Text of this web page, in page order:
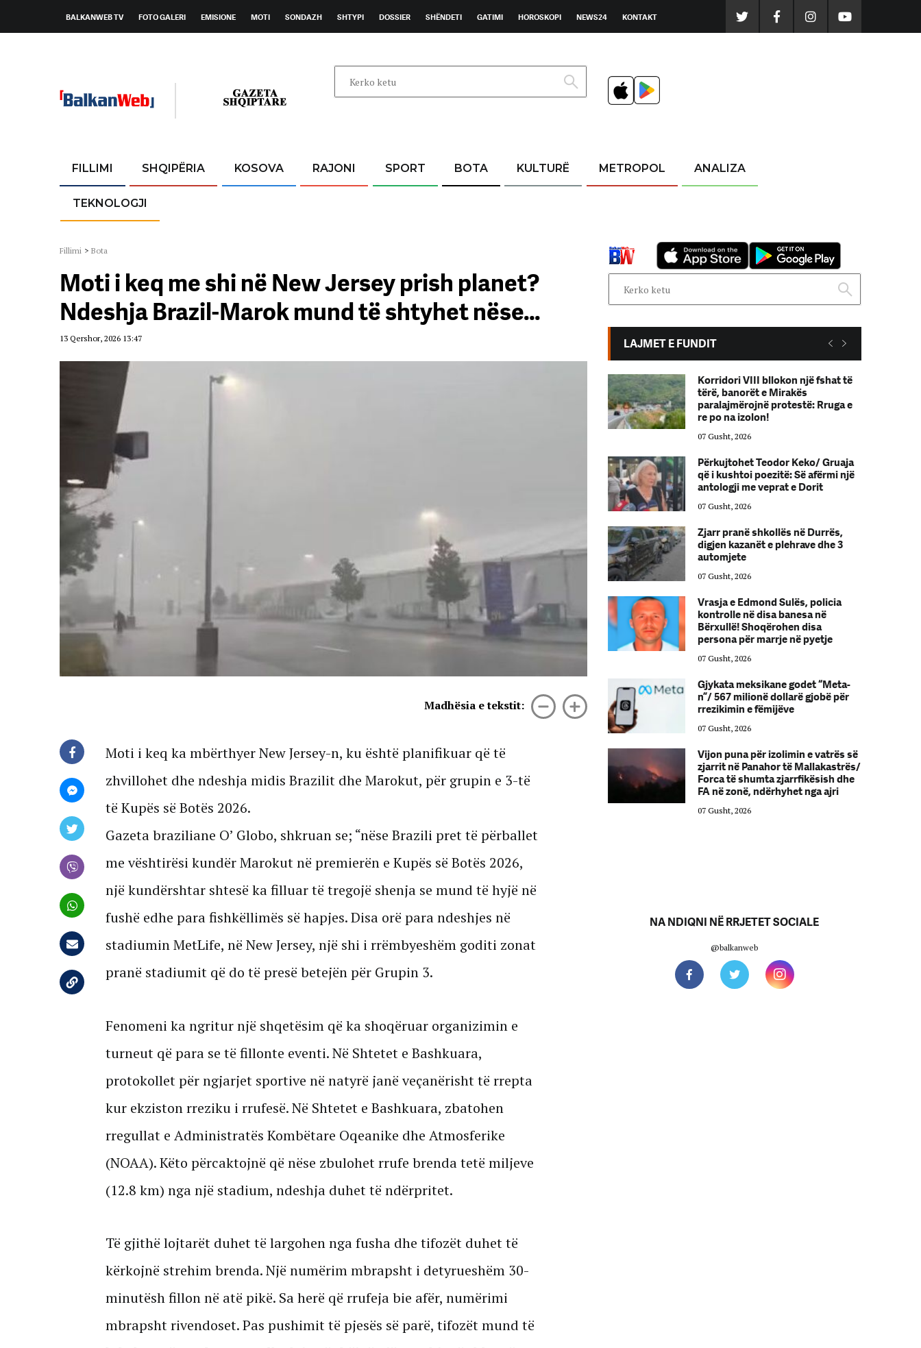
BALKANWEB TV FOTO GALERI EMISIONE MOTI SONDAZH SHTYPI DOSSIER SHËNDETI GATIMI HOROSKOPI NEWS24 KONTAKT
FILLIMI SHQIPËRIA KOSOVA RAJONI SPORT BOTA KULTURË METROPOL ANALIZA
TEKNOLOGJI
Fillimi > Bota
Moti i keq me shi në New Jersey prish planet?
Ndeshja Brazil-Marok mund të shtyhet nëse…
13 Qershor, 2026 13:47
Madhësia e tekstit:
Moti i keq ka mbërthyer New Jersey-n, ku është planifikuar që të
zhvillohet dhe ndeshja midis Brazilit dhe Marokut, për grupin e 3-të
të Kupës së Botës 2026.
Gazeta braziliane O’ Globo, shkruan se; “nëse Brazili pret të përballet
me vështirësi kundër Marokut në premierën e Kupës së Botës 2026,
një kundërshtar shtesë ka filluar të tregojë shenja se mund të hyjë në
fushë edhe para fishkëllimës së hapjes. Disa orë para ndeshjes në
stadiumin MetLife, në New Jersey, një shi i rrëmbyeshëm goditi zonat
pranë stadiumit që do të presë betejën për Grupin 3.
Fenomeni ka ngritur një shqetësim që ka shoqëruar organizimin e
turneut që para se të fillonte eventi. Në Shtetet e Bashkuara,
protokollet për ngjarjet sportive në natyrë janë veçanërisht të rrepta
kur ekziston rreziku i rrufesë. Në Shtetet e Bashkuara, zbatohen
rregullat e Administratës Kombëtare Oqeanike dhe Atmosferike
(NOAA). Këto përcaktojnë që nëse zbulohet rrufe brenda tetë miljeve
(12.8 km) nga një stadium, ndeshja duhet të ndërpritet.
Të gjithë lojtarët duhet të largohen nga fusha dhe tifozët duhet të
kërkojnë strehim brenda. Një numërim mbrapsht i detyrueshëm 30-
minutësh fillon në atë pikë. Sa herë që rrufeja bie afër, numërimi
mbrapsht rivendoset. Pas pushimit të pjesës së parë, tifozët mund të
LAJMET E FUNDIT
digjen kazanët e plehrave dhe 3
automjete
07 Gusht, 2026
Vrasja e Edmond Sulës, policia
kontrolle në disa banesa në
Bërxullë! Shoqërohen disa
persona për marrje në pyetje
n”/ 567 milionë dollarë gjobë për
rrezikimin e fëmijëve
Vijon puna për izolimin e vatrës së
Forca të shumta zjarrfikësish dhe
FA në zonë, ndërhyhet nga ajri
Korridori VIII bllokon një fshat të
tërë, banorët e Mirakës
paralajmërojnë protestë: Rruga e
re po na izolon!
07 Gusht, 2026
Përkujtohet Teodor Keko/ Gruaja
që i kushtoi poezitë: Së afërmi një
antologji me veprat e Dorit
07 Gusht, 2026
Zjarr pranë shkollës në Durrës,
digjen kazanët e plehrave dhe 3
automjete
07 Gusht, 2026
Vrasja e Edmond Sulës, policia
kontrolle në disa banesa në
Bërxullë! Shoqërohen disa
persona për marrje në pyetje
07 Gusht, 2026
Gjykata meksikane godet “Meta-
n”/ 567 milionë dollarë gjobë për
rrezikimin e fëmijëve
07 Gusht, 2026
Vijon puna për izolimin e vatrës së
zjarrit në Panahor të Mallakastrës/
Forca të shumta zjarrfikësish dhe
FA në zonë, ndërhyhet nga ajri
07 Gusht, 2026
NA NDIQNI NË RRJETET SOCIALE
@balkanweb